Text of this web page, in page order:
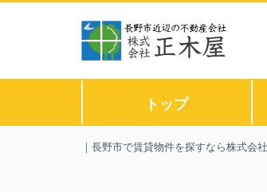
トップ
｜長野市で賃貸物件を探すなら株式会